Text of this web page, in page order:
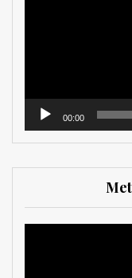
00:00